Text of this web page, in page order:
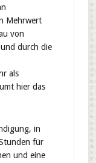
Mehrwert
von
durch die
als
hier das
in
für
und eine